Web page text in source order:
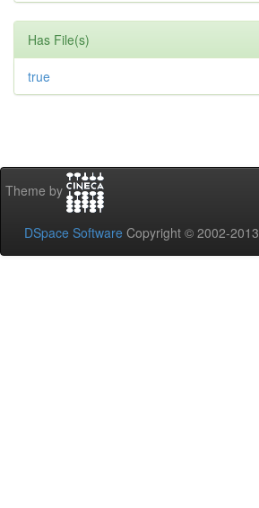
Has File(s)
true
Theme by
DSpace Software Copyright © 2002-2013